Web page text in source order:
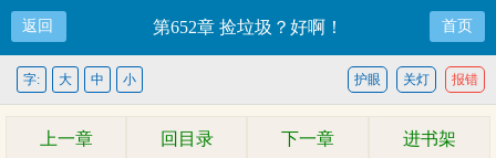
返回 第652章 捡垃圾？好啊！ 首页
报错
关灯
护眼
字: 大 中 小
上一章 回目录 下一章 进书架